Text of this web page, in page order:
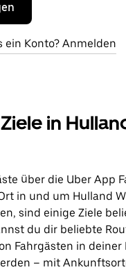
ein Konto? Anmelden
in
über die Uber App
in und um Hulland
sind einige Ziele
du dir beliebte
Fahrgästen in deiner
– mit